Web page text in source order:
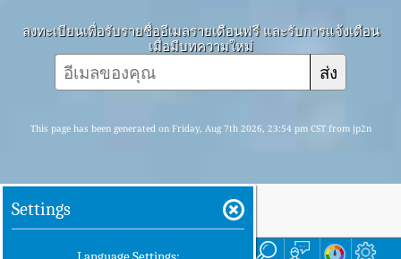
ลงทะเบียนเพื่อรับรายชื่ออีเมลรายเดือนฟรี และรับการแจ้งเตือน
เมื่อมีบทความใหม่
ส่ง
This page has been generated on Friday, Aug 7th 2026, 23:54 pm CST from jp2n
Settings